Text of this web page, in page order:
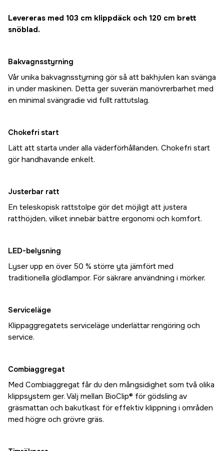
Levereras med 103 cm klippdäck och 120 cm brett
snöblad.
Bakvagnsstyrning
Vår unika bakvagnsstyrning gör så att bakhjulen kan svänga
in under maskinen. Detta ger suverän manövrerbarhet med
en minimal svängradie vid fullt rattutslag.
Chokefri start
Lätt att starta under alla väderförhållanden. Chokefri start
gör handhavande enkelt.
Justerbar ratt
En teleskopisk rattstolpe gör det möjligt att justera
ratthöjden, vilket innebär bättre ergonomi och komfort.
LED-belysning
Lyser upp en över 50 % större yta jämfört med
traditionella glödlampor. För säkrare användning i mörker.
Serviceläge
Klippaggregatets serviceläge underlättar rengöring och
service.
Combiaggregat
Med Combiaggregat får du den mångsidighet som två olika
klippsystem ger. Välj mellan BioClip® för gödsling av
gräsmattan och bakutkast för effektiv klippning i områden
med högre och grövre gräs.